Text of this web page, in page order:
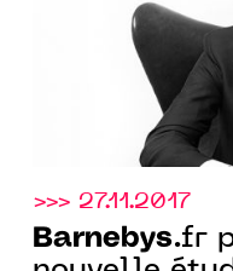
>>> 27.11.2017
Barnebys.fr